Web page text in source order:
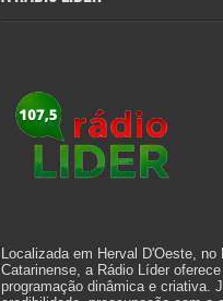
Localizada em Herval D'Oeste, no
Catarinense, a Rádio Líder
programação dinâmica e criativa.